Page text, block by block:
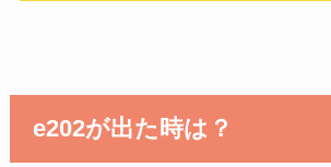
e202が出た時は？